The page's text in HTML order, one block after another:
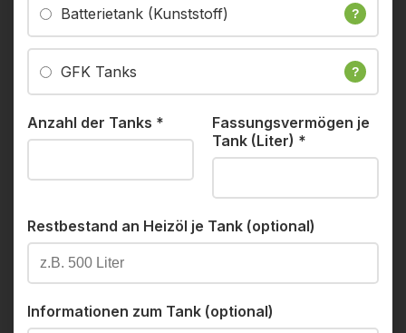
Batterietank (Kunststoff) ?
GFK Tanks ?
Anzahl der Tanks *
Fassungsvermögen je
Tank (Liter) *
Restbestand an Heizöl je Tank (optional)
Informationen zum Tank (optional)